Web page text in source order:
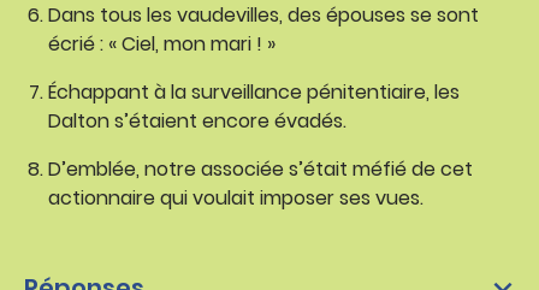
Dans tous les vaudevilles, des épouses se sont
écrié : « Ciel, mon mari ! »
Échappant à la surveillance pénitentiaire, les
Dalton s’étaient encore évadés.
D’emblée, notre associée s’était méfié de cet
actionnaire qui voulait imposer ses vues.